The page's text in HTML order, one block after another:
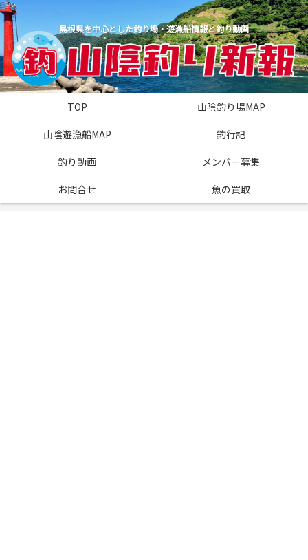
島根県を中心とした釣り場・遊漁船情報と釣り動画
TOP
山陰釣り場MAP
山陰遊漁船MAP
釣行記
釣り動画
メンバー募集
お問合せ
魚の買取